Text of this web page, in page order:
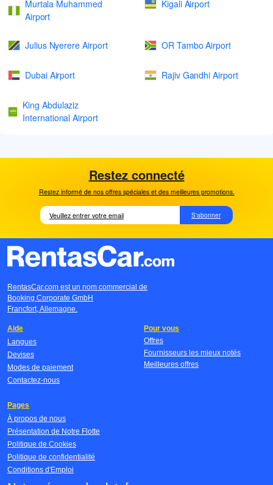
Murtala Muhammed
Airport
Kigali Airport
Julius Nyerere Airport OR Tambo Airport
Dubai Airport Rajiv Gandhi Airport
King Abdulaziz
International Airport
Restez connecté
Restez informé de nos offres spéciales et des meilleures promotions.
S'abonner
RentasCar.com est un nom commercial de
Booking Corporate GmbH
Francfort, Allemagne.
Aide
Langues
Devises
Modes de paiement
Contactez-nous
Pour vous
Offres
Fournisseurs les mieux notés
Meilleures offres
Pages
À propos de nous
Présentation de Notre Flotte
Politique de Cookies
Politique de confidentialité
Conditions d'Emploi